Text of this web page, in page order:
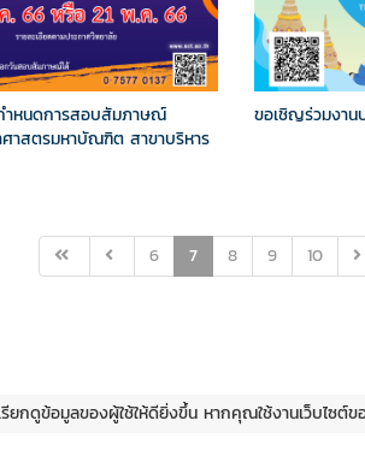
ำหนดการสอบสัมภาษณ์
าสตรมหาบัณฑิต สาขาบริหาร
ขอเชิญร่วมงา
6 7 8 9 10
ยกดูข้อมูลของผู้ใช้ให้ดียิ่งขึ้น หากคุณใช้งานเว็บไซต์